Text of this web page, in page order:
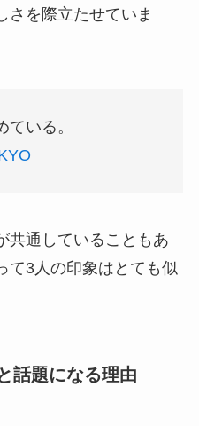
さを際立たせていま
いる。
共通していることもあ
て3人の印象はとても似
話題になる理由